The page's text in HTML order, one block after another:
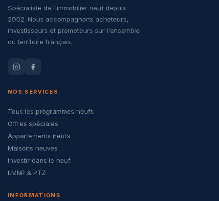
Spécialiste de l'immobilier neuf depuis
2002. Nous accompagnons acheteurs,
investisseurs et promoteurs sur l'ensemble
du territoire français.
NOS SERVICES
Tous les programmes neufs
Offres spéciales
Appartements neufs
Maisons neuves
Investir dans le neuf
LMNP & PTZ
INFORMATIONS